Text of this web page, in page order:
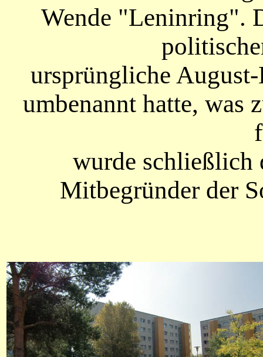
Wende "Leninring".
ursprüngliche
umbenannt hatte, was
wurde schließlich
Mitbegründer der